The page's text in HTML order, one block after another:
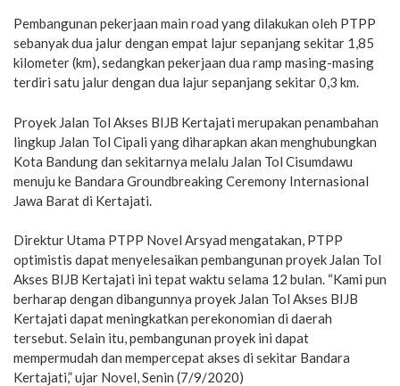
Pembangunan pekerjaan main road yang dilakukan oleh PTPP
sebanyak dua jalur dengan empat lajur sepanjang sekitar 1,85
kilometer (km), sedangkan pekerjaan dua ramp masing-masing
terdiri satu jalur dengan dua lajur sepanjang sekitar 0,3 km.
Proyek Jalan Tol Akses BIJB Kertajati merupakan penambahan
lingkup Jalan Tol Cipali yang diharapkan akan menghubungkan
Kota Bandung dan sekitarnya melalu Jalan Tol Cisumdawu
menuju ke Bandara Groundbreaking Ceremony Internasional
Jawa Barat di Kertajati.
Direktur Utama PTPP Novel Arsyad mengatakan, PTPP
optimistis dapat menyelesaikan pembangunan proyek Jalan Tol
Akses BIJB Kertajati ini tepat waktu selama 12 bulan. “Kami pun
berharap dengan dibangunnya proyek Jalan Tol Akses BIJB
Kertajati dapat meningkatkan perekonomian di daerah
tersebut. Selain itu, pembangunan proyek ini dapat
mempermudah dan mempercepat akses di sekitar Bandara
Kertajati,” ujar Novel, Senin (7/9/2020)